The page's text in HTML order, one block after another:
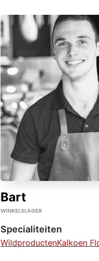
Bart
WINKELSLAGER
Specialiteiten
WildproductenKalkoen